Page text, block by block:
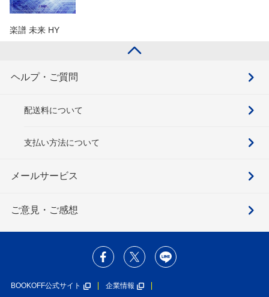
楽譜 未来 HY
ヘルプ・ご質問
配送料について
支払い方法について
メールサービス
ご意見・ご感想
BOOKOFF公式サイト 企業情報